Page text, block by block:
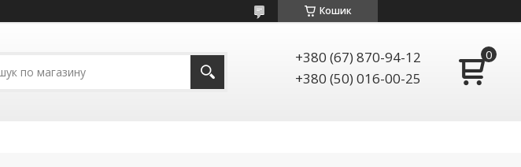
Кошик
+380 (67) 870-94-12
+380 (50) 016-00-25